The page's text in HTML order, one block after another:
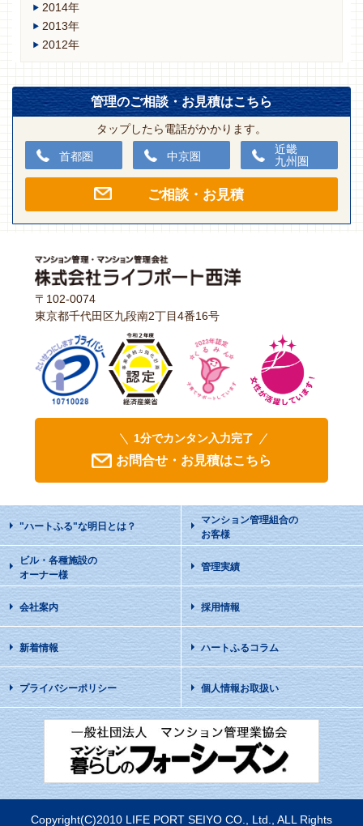
2014年
2013年
2012年
管理のご相談・お見積はこちら
タップしたら電話がかかります。
首都圏 中京圏
近畿
九州圏
ご相談・お見積
〒102-0074
東京都千代田区九段南2丁目4番16号
1分でカンタン入力完了
お問合せ・お見積はこちら
"ハートふる"な明日 とは？
マンション管理組合の
お客様
ビル・各種施設の
オーナー様
管理実績
会社案内 採用情報
新着情報 ハートふるコラム
プライバシーポリシー 個人情報お取扱い
Copyright(C)2010 LIFE PORT SEIYO CO., Ltd., ALL Rights